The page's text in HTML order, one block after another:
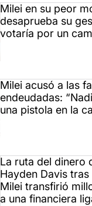
Milei en su peor
desaprueba su
votaría por un
Milei acusó a las
endeudadas:
una pistola en la
La ruta del dinero
Hayden Davis
Milei transfirió
a una financiera